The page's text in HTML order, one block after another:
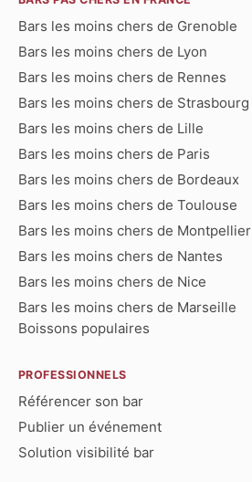
Bars les moins chers de Grenoble
Bars les moins chers de Lyon
Bars les moins chers de Rennes
Bars les moins chers de Strasbourg
Bars les moins chers de Lille
Bars les moins chers de Paris
Bars les moins chers de Bordeaux
Bars les moins chers de Toulouse
Bars les moins chers de Montpellier
Bars les moins chers de Nantes
Bars les moins chers de Nice
Bars les moins chers de Marseille
Boissons populaires
PROFESSIONNELS
Référencer son bar
Publier un événement
Solution visibilité bar